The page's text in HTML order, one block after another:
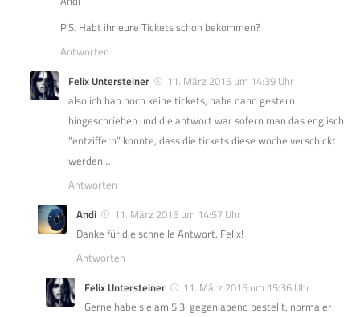
P.S. Habt ihr eure Tickets schon bekommen?
Antworten
Felix Untersteiner
11. März 2015 um 14:39 Uhr
also ich hab noch keine tickets, habe dann gestern
hingeschrieben und die antwort war sofern man das englisch
“entziffern” konnte, dass die tickets diese woche verschickt
werden…
Antworten
Andi
11. März 2015 um 14:57 Uhr
Danke für die schnelle Antwort, Felix!
Antworten
Felix Untersteiner
11. März 2015 um 15:36 Uhr
Gerne habe sie am 5.3. gegen abend bestellt, normaler